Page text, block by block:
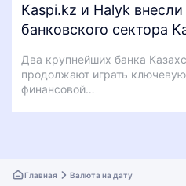
Kaspi.kz и Halyk
банковского сектора
Два крупнейших банка
продолжают играть
финансовой…
Главная Валюта на дату